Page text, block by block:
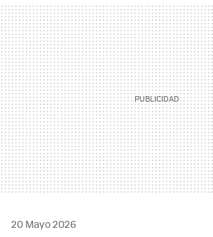
MAIL
20 Mayo 2026